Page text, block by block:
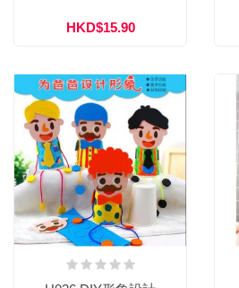
HKD$15.90